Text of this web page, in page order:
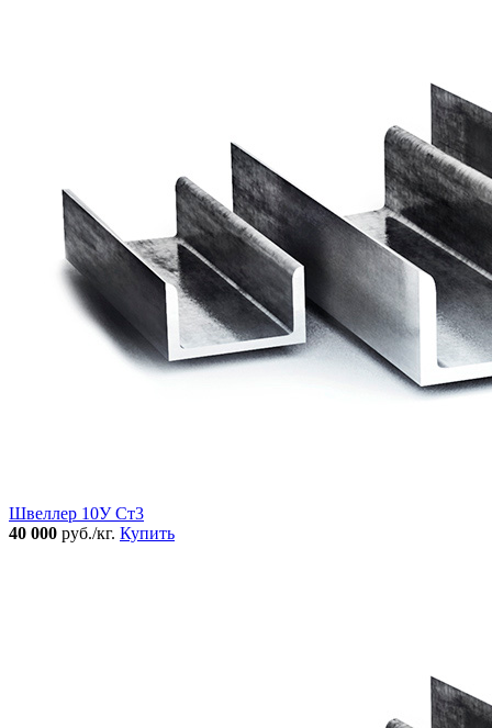
Швеллер 10У Ст3
40 000 руб./кг. Купить